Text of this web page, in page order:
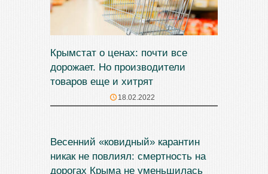
Крымстат о ценах: почти все
дорожает. Но производители
товаров еще и хитрят
18.02.2022
Весенний «ковидный» карантин
никак не повлиял: смертность на
дорогах Крыма не уменьшилась